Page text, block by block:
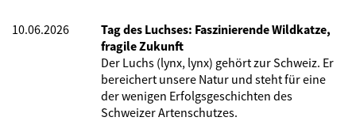
10.06.2026
Tag des Luchses: Faszinierende Wildkatze,
fragile Zukunft
Der Luchs (lynx, lynx) gehört zur Schweiz. Er
bereichert unsere Natur und steht für eine
der wenigen Erfolgsgeschichten des
Schweizer Artenschutzes.